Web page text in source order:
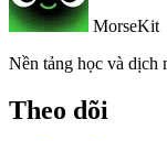
MorseKit
Nền tảng học và dịch
Theo dõi